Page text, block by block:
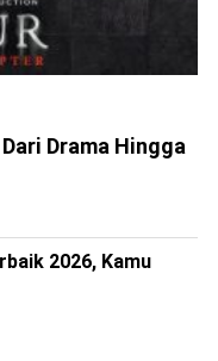
Drama Hingga
2026, Kamu